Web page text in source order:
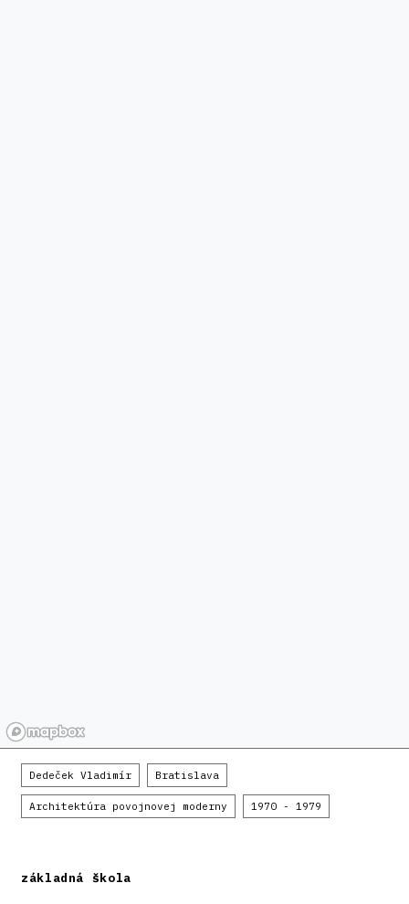
Dedeček Vladimír Bratislava
Architektúra povojnovej moderny 1970 - 1979
základná škola